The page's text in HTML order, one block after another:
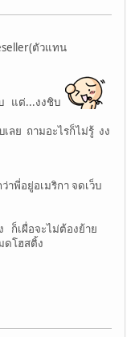
ตัวแทน
แต่...งงชิบ
เลย ถามอะไรก็ไม่รู้ งง
าพี่อยู่อเมริกา จดเว็บ
ก็เผื่อจะไม่ต้องย้าย
ดโฮสติ้ง